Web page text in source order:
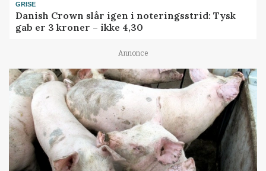
GRISE
Danish Crown slår igen i noteringsstrid: Tysk
gab er 3 kroner – ikke 4,30
Annonce